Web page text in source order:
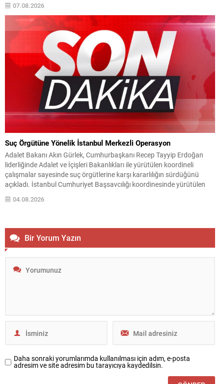
komisyonda görüşülecek olan bu yasa taslağı,...
07.08.2026
Suç Örgütüne Yönelik İstanbul Merkezli Operasyon
Adalet Bakanı Akın Gürlek, Cumhurbaşkanı Recep Tayyip Erdoğan
liderliğinde Adalet ve İçişleri Bakanlıkları ile yürütülen koordineli
çalışmalar sayesinde suç örgütlerine karşı kararlılığın sürdüğünü
açıkladı. İstanbul Cumhuriyet Başsavcılığı koordinesinde yürütülen
soruşturma ve emniyet operasyonlarının sahada etkin şekilde
uygulandığını belirtti. Soruşturmada, düşük bedelli gayrimenkullerin
04.08.2026
Bir Yorum Yazın
Daha sonraki yorumlarımda kullanılması için adım, e-posta
adresim ve site adresim bu tarayıcıya kaydedilsin.